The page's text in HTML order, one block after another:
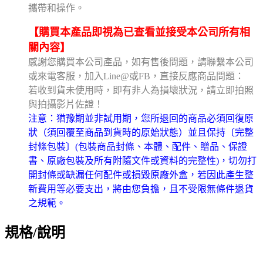
攜帶和操作。
【購買本產品即視為已查看並接受本公司所有相
關內容】
感謝您購買本公司產品，如有售後問題，請聯繫本公司
或來電客服，加入Line@或FB，直接反應商品問題：
若收到貨未使用時，即有非人為損壞狀況，請立即拍照
與拍攝影片佐證！
注意：猶豫期並非試用期，您所退回的商品必須回復原
狀（須回覆至商品到貨時的原始狀態）並且保持〔完整
封條包裝〕(包裝商品封條、本體、配件、贈品、保證
書、原廠包裝及所有附隨文件或資料的完整性)，切勿打
開封條或缺漏任何配件或損毀原廠外盒，若因此產生整
新費用等必要支出，將由您負擔，且不受限無條件退貨
之規範。
規格/說明